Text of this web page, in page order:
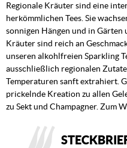
Regionale Kräuter sind eine
herkömmlichen Tees. Sie
sonnigen Hängen und in
Kräuter sind reich an
unseren alkohlfreien Sparkling
ausschließlich regionalen
Temperaturen sanft extrahiert.
prickelnde Kreation zu allen
zu Sekt und Champagner. Zum